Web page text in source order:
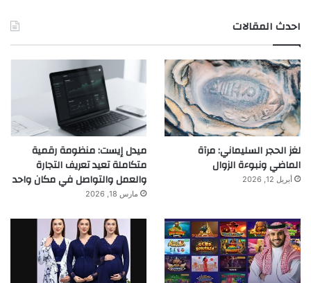
احدث المقالات
لغز الحجر السليماني: مرآة
الماضي ونبوءة الزوال
أبريل 12, 2026
ميدل إيست: منظومة رقمية
متكاملة تعيد تعريف التجارة
والعمل والتواصل في مكان واحد
مارس 18, 2026